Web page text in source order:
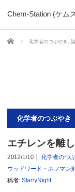
Chem-Station (ケム
ホーム 化学者のつぶやき
化学者のつぶやき
エチレンを離し
2012/1/10 化学者のつ
ウッドワード・ホフマ
稿者: StarryNight